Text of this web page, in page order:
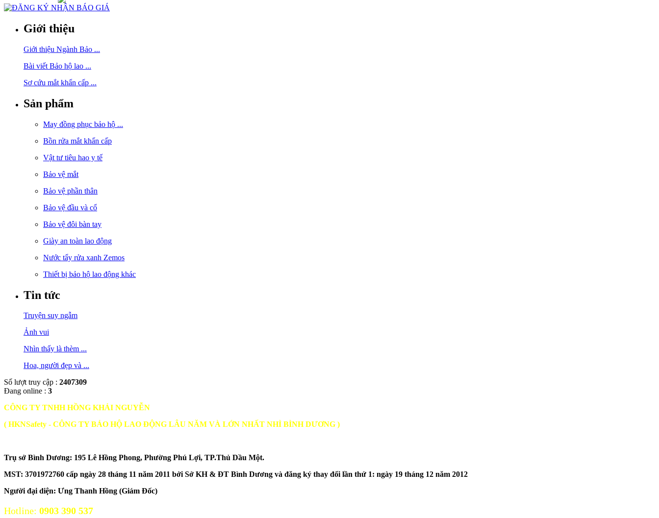
Giới thiệu
Giới thiệu Ngành Bảo ...
Bài viết Bảo hộ lao ...
Sơ cứu mắt khẩn cấp ...
Sản phẩm
May đồng phục bảo hộ ...
Bồn rửa mắt khẩn cấp
Vật tư tiêu hao y tế
Bảo vệ mắt
Bảo vệ phần thân
Bảo vệ đầu và cổ
Bảo vệ đôi bàn tay
Giày an toàn lao động
Nước tẩy rửa xanh Zemos
Thiết bị bảo hộ lao động khác
Tin tức
Truyện suy ngẫm
Ảnh vui
Nhìn thấy là thèm ...
Hoa, người đẹp và ...
Số lượt truy cập : 2407309
Đang online : 3
CÔNG TY TNHH HỒNG KHẢI NGUYỄN
( HKNSafety - CÔNG TY BẢO HỘ LAO ĐỘNG LÂU NĂM VÀ LỚN NHẤT NHÌ BÌNH DƯƠNG )
Trụ sở Bình Dương: 195 Lê Hồng Phong, Phường Phú Lợi, TP.Thủ Dầu Một.
MST: 3701972760 cấp ngày 28 tháng 11 năm 2011 bởi Sở KH & ĐT Bình Dương và đăng ký thay đổi lần thứ 1: ngày 19 tháng 12 năm 2012
Người đại diện: Ưng Thanh Hồng (Giám Đốc)
Hotline: 0903 390 537